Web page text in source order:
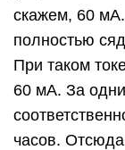
скажем, 60
полностью
При таком
60 мА. За одни
часов. Отсюда